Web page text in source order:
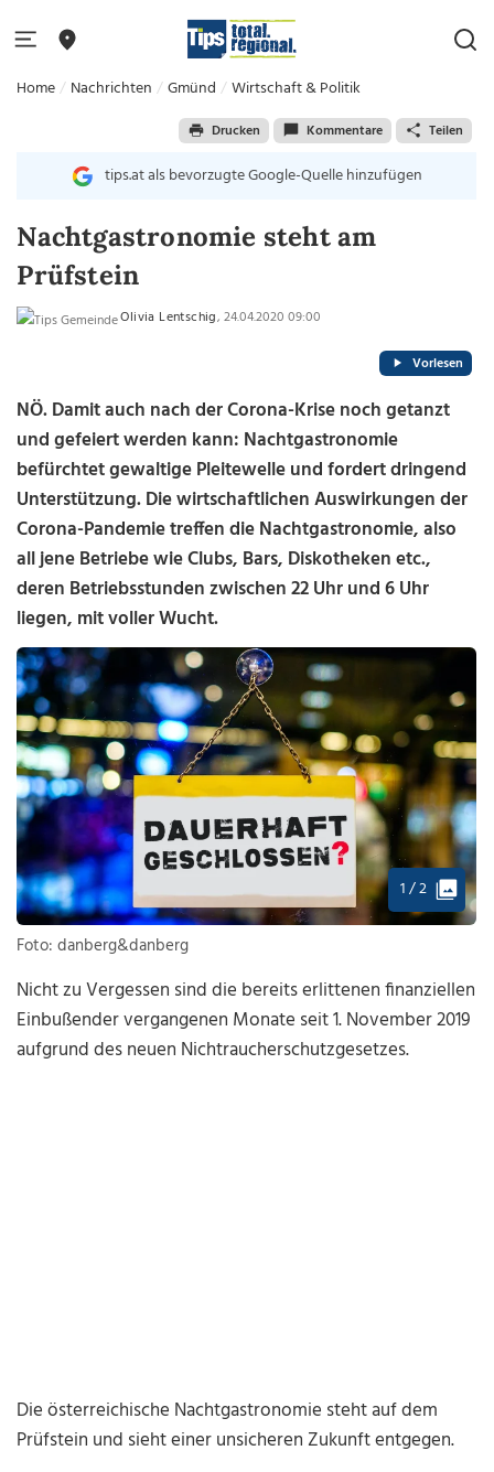
Home Nachrichten Gmünd Wirtschaft & Politik
Drucken Kommentare Teilen
tips.at als bevorzugte Google-Quelle hinzufügen
Nachtgastronomie steht am
Prüfstein
Olivia Lentschig, 24.04.2020 09:00
Vorlesen
NÖ. Damit auch nach der Corona-Krise noch getanzt
und gefeiert werden kann: Nachtgastronomie
befürchtet gewaltige Pleitewelle und fordert dringend
Unterstützung. Die wirtschaftlichen Auswirkungen der
Corona-Pandemie treffen die Nachtgastronomie, also
all jene Betriebe wie Clubs, Bars, Diskotheken etc.,
deren Betriebsstunden zwischen 22 Uhr und 6 Uhr
liegen, mit voller Wucht.
1 / 2
Foto: danberg&danberg
Nicht zu Vergessen sind die bereits erlittenen finanziellen
Einbußender vergangenen Monate seit 1. November 2019
aufgrund des neuen Nichtraucherschutzgesetzes.
Die österreichische Nachtgastronomie steht auf dem
Prüfstein und sieht einer unsicheren Zukunft entgegen.